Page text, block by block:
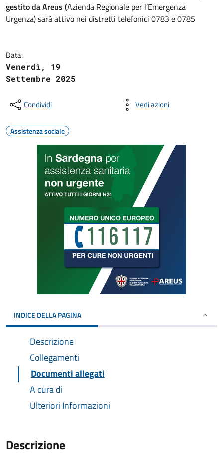
gestito da Areus (Azienda Regionale per l’Emergenza
Urgenza) sarà attivo nei distretti telefonici 0783 e 0785
Data:
Venerdì, 19
Settembre 2025
Condividi Vedi azioni
Assistenza sociale
INDICE DELLA PAGINA
Descrizione
Collegamenti
Documenti allegati
A cura di
Ulteriori Informazioni
Descrizione